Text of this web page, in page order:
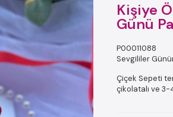
Kişiye
Günü
P00011088
Sevgililer
Çiçek Sepeti
çikolatalı ve